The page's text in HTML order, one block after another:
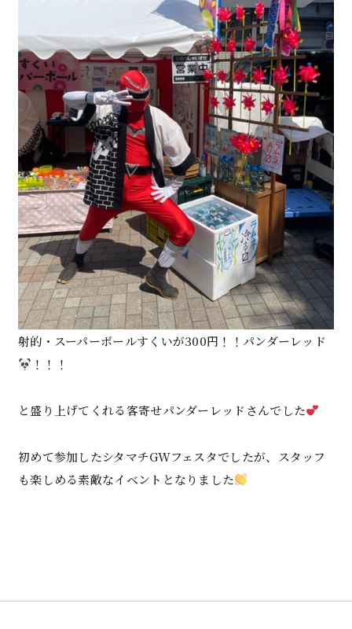
射的・スーパーボールすくいが300円！！パンダーレッド
！！！
と盛り上げてくれる客寄せパンダーレッドさんでした
初めて参加したシタマチGWフェスタでしたが、スタッフ
も楽しめる素敵なイベントとなりました